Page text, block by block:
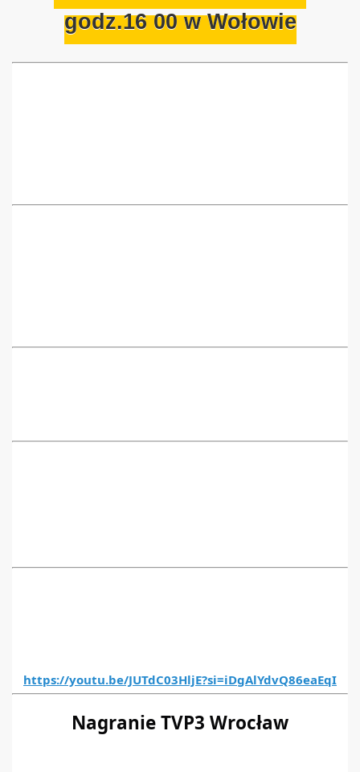
godz.16 00 w Wołowie
https://youtu.be/JUTdC03HljE?si=iDgAlYdvQ86eaEqI
Nagranie TVP3 Wrocław